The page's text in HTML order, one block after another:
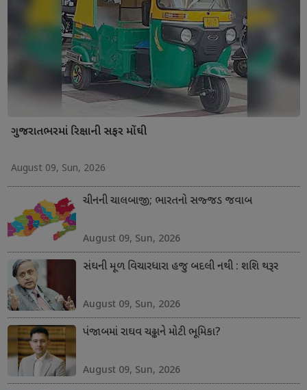
ગુજરાતભરમાં રિક્ષાની સફર મોંઘી
August 09, Sun, 2026
ચીનની ચાલબાજી; ભારતનો સજ્જડ જવાબ
August 09, Sun, 2026
સંઘની મૂળ વિચારધારા હજુ બદલી નથી : શશિ થરૂર
August 09, Sun, 2026
પંજાબમાં રાઘવ ચઢ્ઢાને મોટી ભૂમિકા?
August 09, Sun, 2026